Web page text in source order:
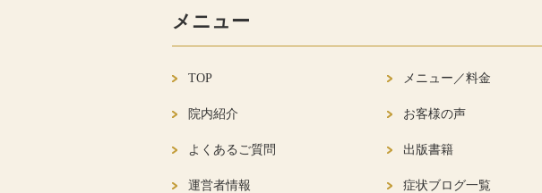
メニュー
TOP メニュー／料金
院内紹介 お客様の声
よくあるご質問 出版書籍
運営者情報 症状ブログ一覧